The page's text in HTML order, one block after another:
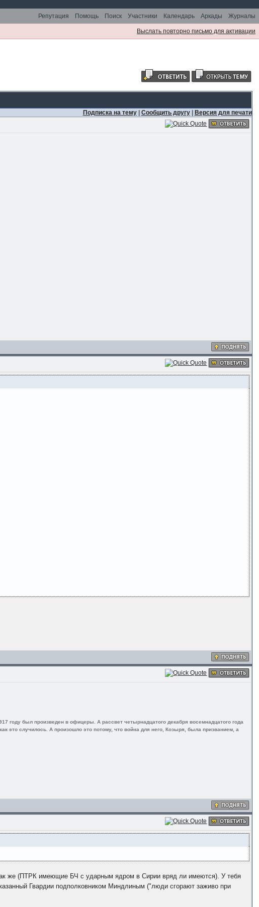
Репутация Помощь Поиск Участники Календарь Аркады Журналы
Выслать повторно письмо для активации
Подписка на тему| Сообщить другу| Версия для печати
году был произведен в офицеры. А рассвет четырнадцатого декабря восемнадцатого года
это случилось. А произошло это потому, что война для него, Козыря, была призванием, а
же (ПТРК имеющие БЧ с ударным ядром в Сирии вряд ли имеются). У тебя
Гвардии подполковником Миндлиным ("люди сгорают заживо при